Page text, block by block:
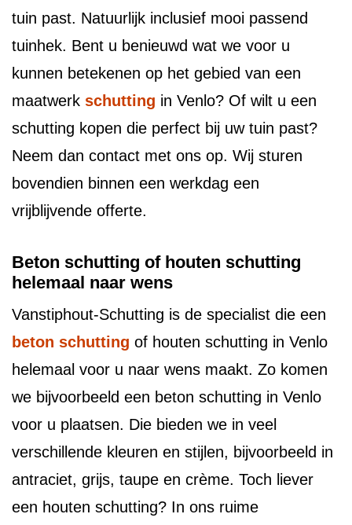
tuin past. Natuurlijk inclusief mooi passend
tuinhek. Bent u benieuwd wat we voor u
kunnen betekenen op het gebied van een
maatwerk schutting in Venlo? Of wilt u een
schutting kopen die perfect bij uw tuin past?
Neem dan contact met ons op. Wij sturen
bovendien binnen een werkdag een
vrijblijvende offerte.
Beton schutting of houten schutting
helemaal naar wens
Vanstiphout-Schutting is de specialist die een
beton schutting of houten schutting in Venlo
helemaal voor u naar wens maakt. Zo komen
we bijvoorbeeld een beton schutting in Venlo
voor u plaatsen. Die bieden we in veel
verschillende kleuren en stijlen, bijvoorbeeld in
antraciet, grijs, taupe en crème. Toch liever
een houten schutting? In ons ruime